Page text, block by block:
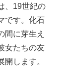
、19世紀の
です。化石
間に芽生え
女たちの友
します。